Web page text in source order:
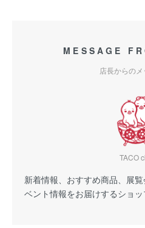
MESSAGE
店長からの
TACO
新着情報、おすすめ商品、展
ベント情報をお届けするショッ